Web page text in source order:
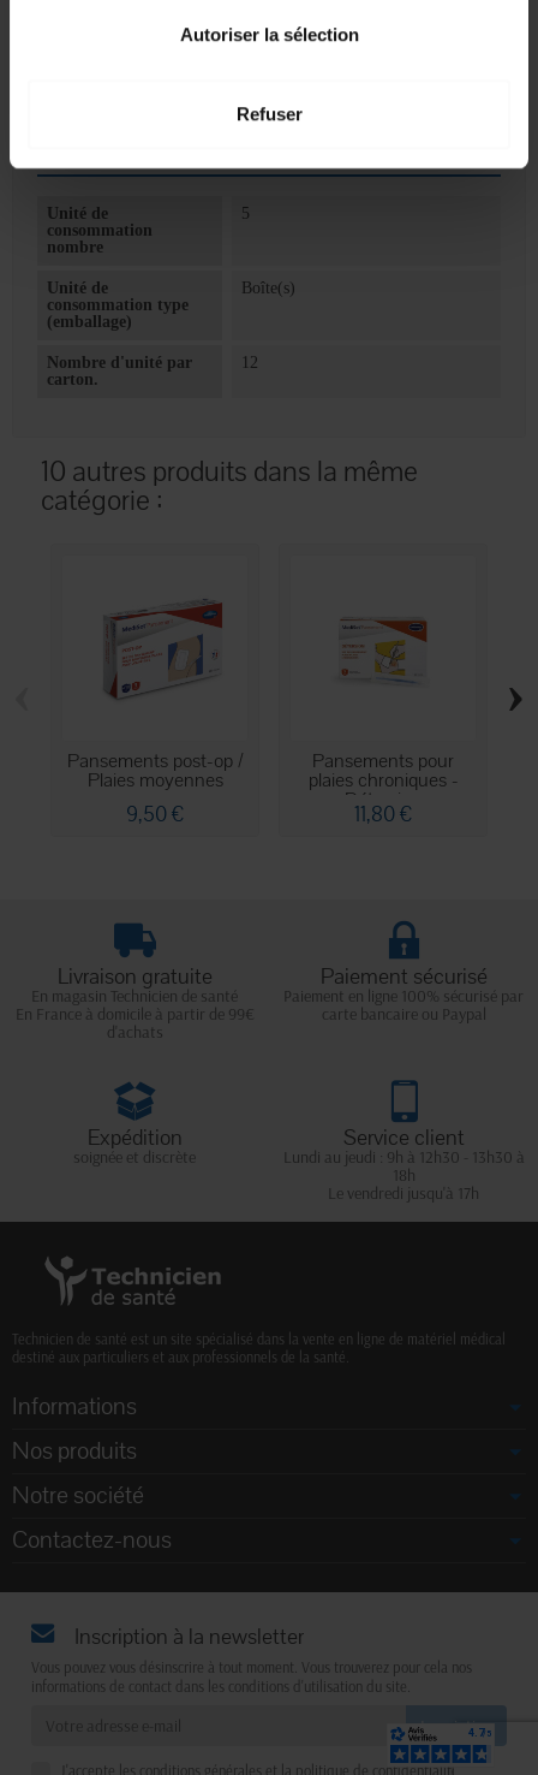
Autoriser la sélection
Refuser
Unité de
consommation
nombre
5
Unité de
consommation type
(emballage)
Boîte(s)
Nombre d'unité par
carton.
12
10 autres produits dans la même
catégorie :
Pansements post-op /
Plaies moyennes
avec...
9,50 €
Pansements pour
plaies chroniques -
Détersion
11,80 €
›
Livraison gratuite
En magasin Technicien de santé
En France à domicile à partir de 99€
d'achats
Paiement sécurisé
Paiement en ligne 100% sécurisé par
carte bancaire ou Paypal
Expédition
soignée et discrète
Service client
Lundi au jeudi : 9h à 12h30 - 13h30 à
18h
Le vendredi jusqu'à 17h
Technicien de santé est un site spécialisé dans la vente en ligne de matériel médical
destiné aux particuliers et aux professionnels de la santé.
Informations
Nos produits
Notre société
Contactez-nous
Inscription à la newsletter
Vous pouvez vous désinscrire à tout moment. Vous trouverez pour cela nos
informations de contact dans les conditions d'utilisation du site.
J'accepte les conditions générales et la politique de confidentialité